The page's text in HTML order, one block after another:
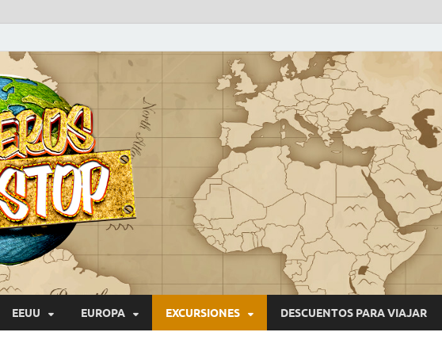
VIAJEROS NONSTOP
EEUU EUROPA EXCURSIONES DESCUENTOS PARA VIAJAR